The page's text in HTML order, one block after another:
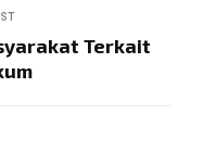
Terkait